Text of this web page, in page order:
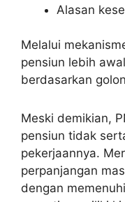
Alasan
Melalui
pensiun lebih
berdasarkan
Meski demikian,
pensiun tidak
pekerjaannya.
perpanjangan
dengan